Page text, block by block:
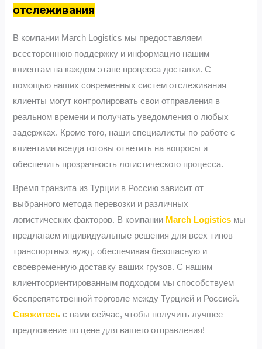
отслеживания
В компании March Logistics мы предоставляем
всестороннюю поддержку и информацию нашим
клиентам на каждом этапе процесса доставки. С
помощью наших современных систем отслеживания
клиенты могут контролировать свои отправления в
реальном времени и получать уведомления о любых
задержках. Кроме того, наши специалисты по работе с
клиентами всегда готовы ответить на вопросы и
обеспечить прозрачность логистического процесса.
Время транзита из Турции в Россию зависит от
выбранного метода перевозки и различных
логистических факторов. В компании March Logistics мы
предлагаем индивидуальные решения для всех типов
транспортных нужд, обеспечивая безопасную и
своевременную доставку ваших грузов. С нашим
клиентоориентированным подходом мы способствуем
беспрепятственной торговле между Турцией и Россией.
Свяжитесьс нами сейчас, чтобы получить лучшее
предложение по цене для вашего отправления!